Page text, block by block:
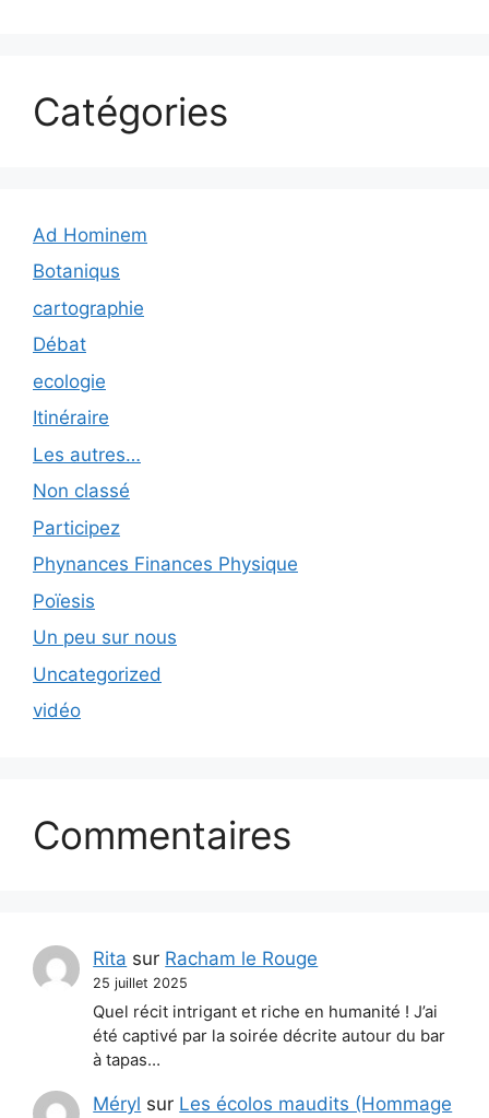
Catégories
Ad Hominem
Botaniqus
cartographie
Débat
ecologie
Itinéraire
Les autres…
Non classé
Participez
Phynances Finances Physique
Poïesis
Un peu sur nous
Uncategorized
vidéo
Commentaires
Rita sur Racham le Rouge
25 juillet 2025
Quel récit intrigant et riche en humanité ! J’ai
été captivé par la soirée décrite autour du bar
à tapas…
Méryl sur Les écolos maudits (Hommage